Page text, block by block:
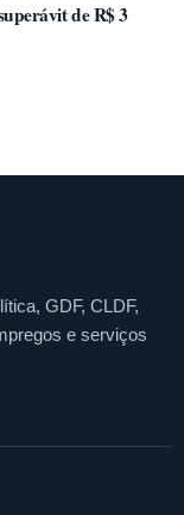
de R$ 3
GDF, CLDF,
e serviços